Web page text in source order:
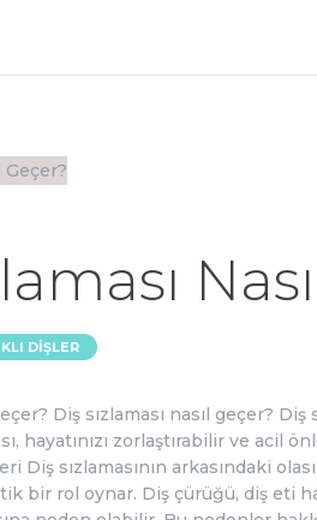
DIŞLER
Diş sızlaması nasıl geçer?
hayatınızı zorlaştırabilir ve acil
Diş sızlamasının arkasındaki
bir rol oynar. Diş çürüğü, diş eti